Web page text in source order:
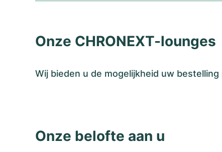
Onze CHRONEXT-lounges
Wij bieden u de mogelijkheid uw
Onze belofte aan u